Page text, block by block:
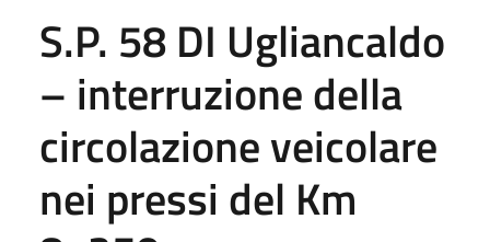
S.P. 58 DI Ugliancaldo
– interruzione della
circolazione veicolare
nei pressi del Km